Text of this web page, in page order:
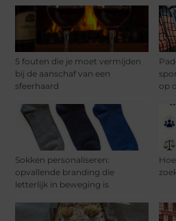
5 fouten die je moet vermijden
bij de aanschaf van een
sfeerhaard
op
Sokken personaliseren:
opvallende branding die
letterlijk in beweging is